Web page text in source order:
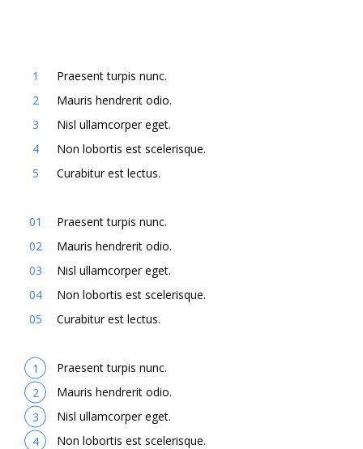
Praesent turpis nunc.
Mauris hendrerit odio.
Nisl ullamcorper eget.
Non lobortis est scelerisque.
Curabitur est lectus.
Praesent turpis nunc.
Mauris hendrerit odio.
Nisl ullamcorper eget.
Non lobortis est scelerisque.
Curabitur est lectus.
Praesent turpis nunc.
Mauris hendrerit odio.
Nisl ullamcorper eget.
Non lobortis est scelerisque.